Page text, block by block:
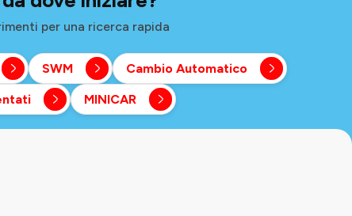
per una ricerca rapida
SWM Cambio Automatico
MINICAR